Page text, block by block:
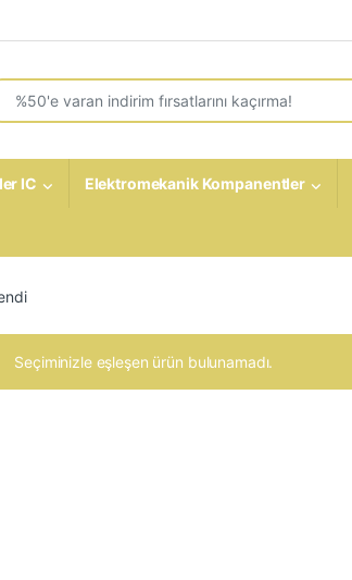
for:
IC Elektromekanik Kompanentler
Seçiminizle eşleşen ürün bulunamadı.